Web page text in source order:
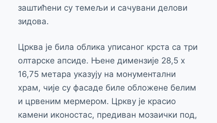
заштићени су темељи и сачувани делови
зидова.
Црква је била облика уписаног крста са три
олтарске апсиде. Њене димензије 28,5 х
16,75 метара указују на монументални
храм, чије су фасаде биле обложене белим
и црвеним мермером. Цркву је красио
камени иконостас, предиван мозаички под,